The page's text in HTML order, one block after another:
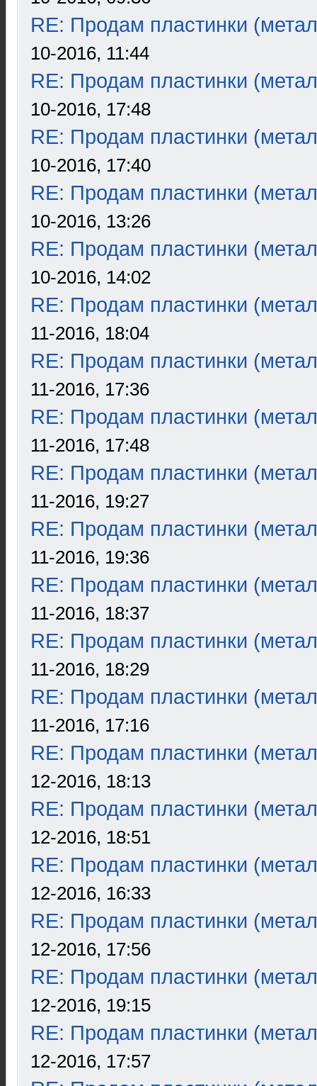
RE: Продам пластинки
10-2016, 11:44
RE: Продам пластинки
10-2016, 17:48
RE: Продам пластинки
10-2016, 17:40
RE: Продам пластинки
10-2016, 13:26
RE: Продам пластинки
10-2016, 14:02
RE: Продам пластинки
11-2016, 18:04
RE: Продам пластинки
11-2016, 17:36
RE: Продам пластинки
11-2016, 17:48
RE: Продам пластинки
11-2016, 19:27
RE: Продам пластинки
11-2016, 19:36
RE: Продам пластинки
11-2016, 18:37
RE: Продам пластинки
11-2016, 18:29
RE: Продам пластинки
11-2016, 17:16
RE: Продам пластинки
12-2016, 18:13
RE: Продам пластинки
12-2016, 18:51
RE: Продам пластинки
12-2016, 16:33
RE: Продам пластинки
12-2016, 17:56
RE: Продам пластинки
12-2016, 19:15
RE: Продам пластинки
12-2016, 17:57